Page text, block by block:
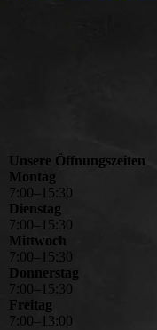
Unsere Öffnungszeiten
Montag
7:00– 15: 30
Dienstag
7:00– 15: 30
Mittwoch
7:00 15: 30
Donnerstag
7:00 – 15: 30
Freitag
7:00– 13:00